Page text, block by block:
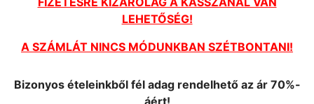
LEHETŐSÉG!
A SZÁMLÁT NINCS MÓDUNKBAN SZÉTBONTANI!
Bizonyos ételeinkből fél adag rendelhető az ár 70%-